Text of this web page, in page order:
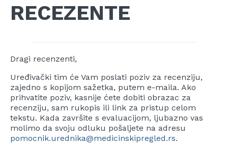
RECEZENTE
Dragi recenzenti,
Uređivački tim će Vam poslati poziv za recenziju,
zajedno s kopijom sažetka, putem e-maila. Ako
prihvatite poziv, kasnije ćete dobiti obrazac za
recenziju, sam rukopis ili link za pristup celom
tekstu. Kada završite s evaluacijom, ljubazno vas
molimo da svoju odluku pošaljete na adresu
pomocnik.urednika@medicinskipregled.rs.